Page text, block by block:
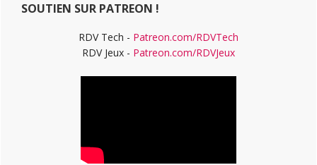
SOUTIEN SUR PATREON !
RDV Tech - Patreon.com/RDVTech
RDV Jeux - Patreon.com/RDVJeux